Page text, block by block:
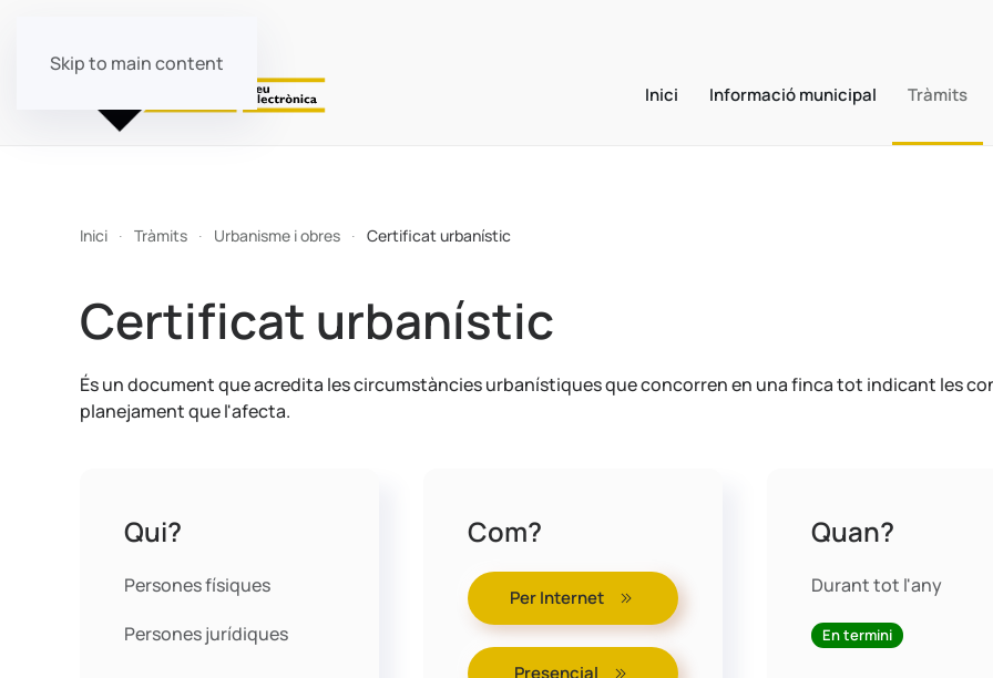
Skip to main content
Inici Informació municipal Tràmits
Inici Tràmits Urbanisme i obres Certificat urbanístic
Certificat urbanístic
És un document que acredita les circumstàncies urbanístiques que concorren en una finca tot indicant les
planejament que l'afecta.
Qui?
Persones físiques
Persones jurídiques
Com?
Per Internet
Presencial
Quan?
Durant tot l'any
En termini